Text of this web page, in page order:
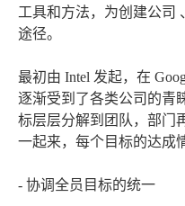
工具和方法，为创建公司
途径。
最初由 Intel 发起，在
逐渐受到了各类公司的青
标层层分解到团队，部门
一起来，每个目标的达成
- 协调全员目标的统一